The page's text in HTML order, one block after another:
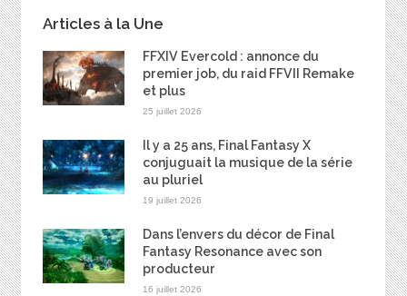
Articles à la Une
FFXIV Evercold : annonce du
premier job, du raid FFVII Remake
et plus
25 juillet 2026
Il y a 25 ans, Final Fantasy X
conjuguait la musique de la série
au pluriel
19 juillet 2026
Dans l’envers du décor de Final
Fantasy Resonance avec son
producteur
16 juillet 2026